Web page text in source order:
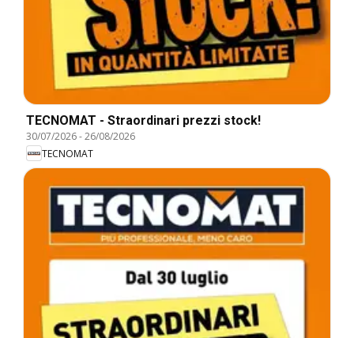
TECNOMAT - Straordinari prezzi stock!
30/07/2026-26/08/2026
TECNOMAT